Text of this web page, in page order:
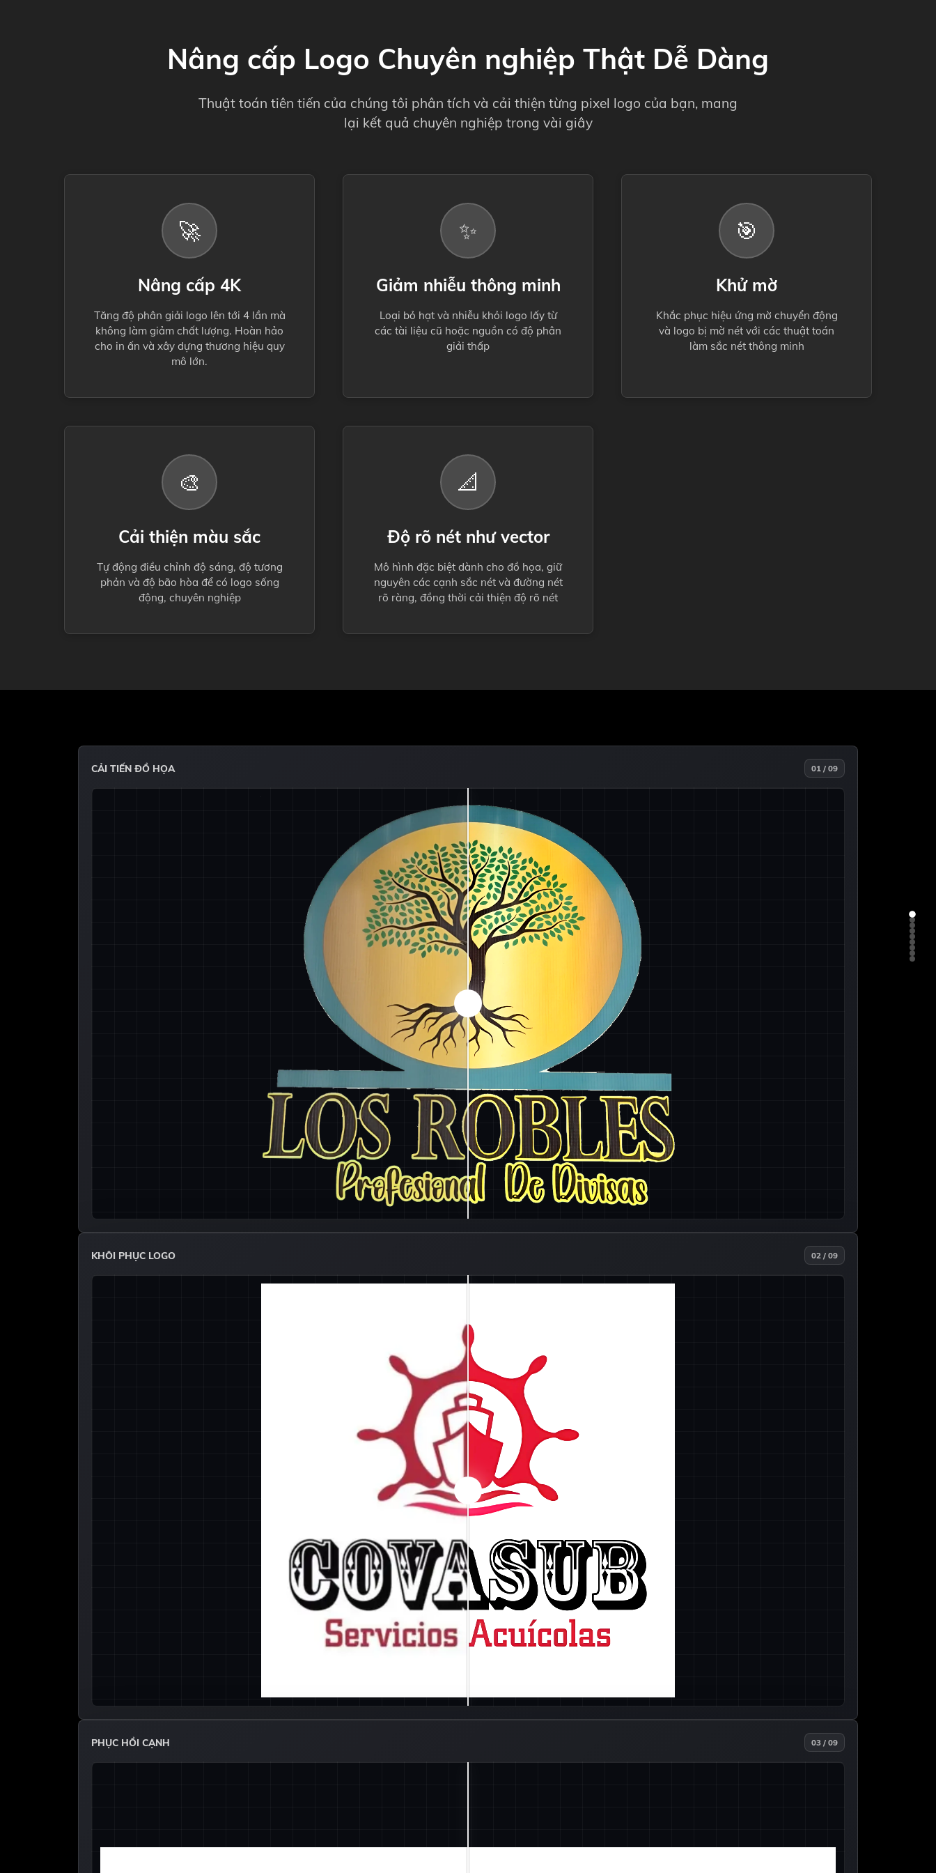
Nâng cấp Logo Chuyên nghiệp Thật Dễ Dàng
Thuật toán tiên tiến của chúng tôi phân tích và cải thiện từng pixel logo của bạn, mang
lại kết quả chuyên nghiệp trong vài giây
🚀
Nâng cấp 4K
Tăng độ phân giải logo lên tới 4 lần mà
không làm giảm chất lượng. Hoàn hảo
cho in ấn và xây dựng thương hiệu quy
mô lớn.
✨
Giảm nhiễu thông minh
Loại bỏ hạt và nhiễu khỏi logo lấy từ
các tài liệu cũ hoặc nguồn có độ phân
giải thấp
🎯
Khử mờ
Khắc phục hiệu ứng mờ chuyển động
và logo bị mờ nét với các thuật toán
làm sắc nét thông minh
🎨
Cải thiện màu sắc
Tự động điều chỉnh độ sáng, độ tương
phản và độ bão hòa để có logo sống
động, chuyên nghiệp
📐
Độ rõ nét như vector
Mô hình đặc biệt dành cho đồ họa, giữ
nguyên các cạnh sắc nét và đường nét
rõ ràng, đồng thời cải thiện độ rõ nét
CẢI TIẾN ĐỒ HỌA 01 / 09
KHÔI PHỤC LOGO 02 / 09
PHỤC HỒI CẠNH 03 / 09